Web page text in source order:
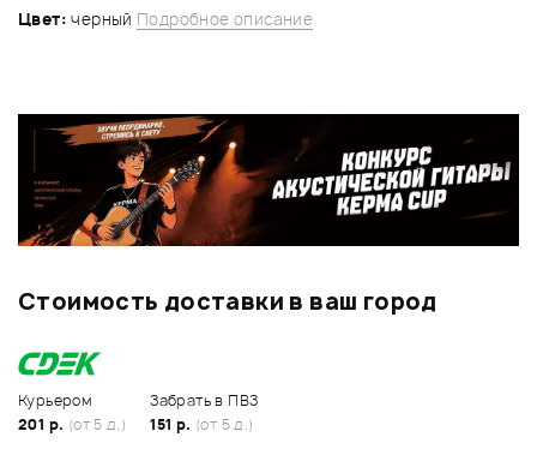
Цвет: черный Подробное описание
Стоимость доставки в ваш город
Курьером
201 р. (от 5 д.)
Забрать в ПВЗ
151 р. (от 5 д.)